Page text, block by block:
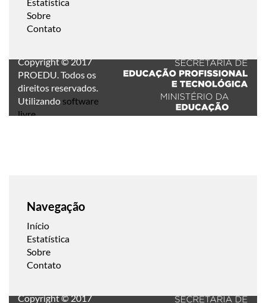
Sobre
Contato
Copyright © 2017
PROEDU. Todos os
direitos reservados.
Utilizando software
livre.
Navegação
Início
Estatística
Sobre
Contato
Copyright © 2017